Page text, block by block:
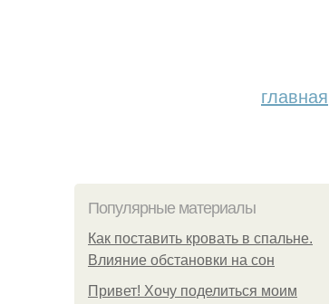
главная
Популярные материалы
Как поставить кровать в спальне.
Влияние обстановки на сон
Привет! Хочу поделиться моим